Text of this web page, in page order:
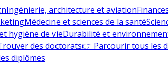
Ingénierie, architecture et aviation
Médecine et sciences de la santé
hygiène de vieDurabilité et
des doctorats👉 Parcourir tous les
diplômes